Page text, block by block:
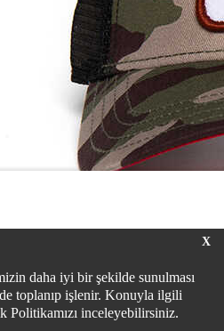
X
daha iyi bir şekilde sunulması
toplanıp işlenir. Konuyla ilgili
inceleyebilirsiniz.